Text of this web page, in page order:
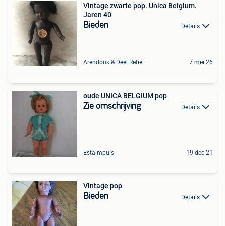
Vintage zwarte pop. Unica Belgium.
Jaren 40
Bieden Details
Arendonk & Deel Retie 7 mei 26
oude UNICA BELGIUM pop
Zie omschrijving Details
Estaimpuis 19 dec 21
Vintage pop
Bieden Details